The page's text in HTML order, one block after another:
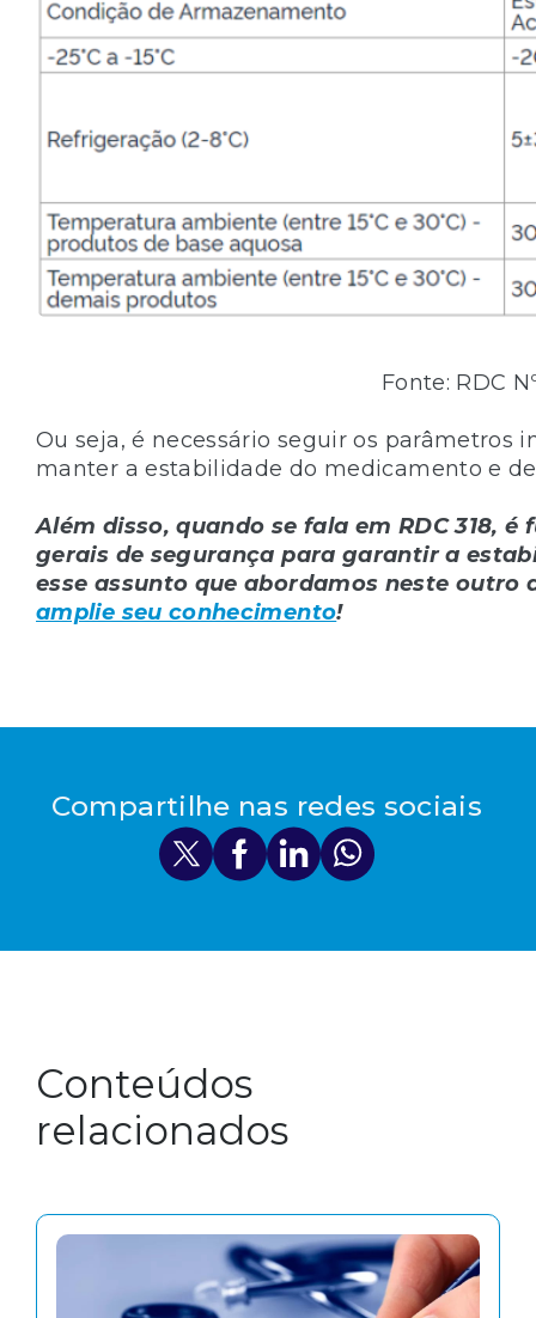
Fonte: RDC
Ou seja, é necessário seguir os parâmetros
manter a estabilidade do medicamento e
Além disso, quando se fala em RDC 318,
gerais de segurança para garantir a
esse assunto que abordamos neste
amplie seu conhecimento!
Compartilhe nas redes sociais
Conteúdos
relacionados